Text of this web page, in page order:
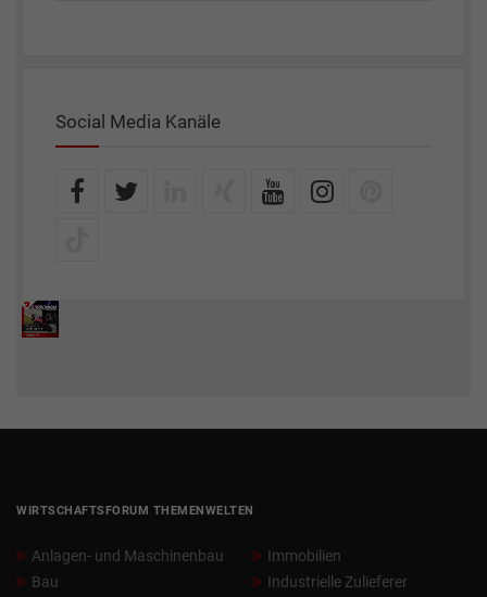
Social Media Kanäle
WIRTSCHAFTSFORUM THEMENWELTEN
Anlagen- und Maschinenbau
Bau
Immobilien
Industrielle Zulieferer